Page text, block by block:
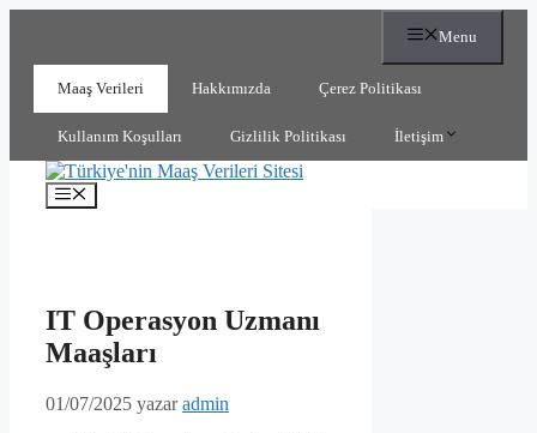
Menu
Maaş Verileri Hakkımızda Çerez Politikası
Kullanım Koşulları Gizlilik Politikası İletişim
Menü
IT Operasyon Uzmanı
Maaşları
01/07/2025 yazaradmin